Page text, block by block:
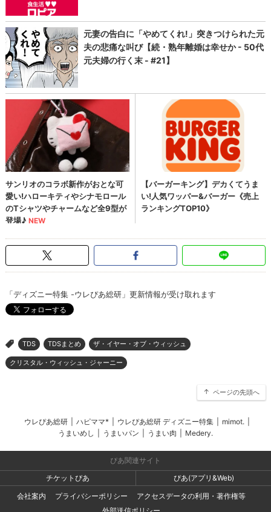
「ディズニー特集 -ウレぴあ総研」更新情報が受け取れます
> TDS TDSまとめ ザ・イヤー・オブ・ウィッシュ
クリスタル・ウィッシュ・ジャーニー
ページの先頭へ
ウレぴあ総研 ハピママ* ウレぴあ総研 ディズニー特集 mimot.
うまいめし
うまいパン うまい肉 Medery.
ぴあ関連サイト
チケットぴあ
ぴあ(アプリ&Web)
会社案内
プライバシーポリシー
アクセスデータの利用・著作権等